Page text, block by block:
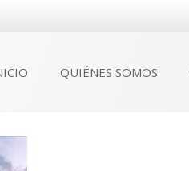
QUIÉNES SOMOS